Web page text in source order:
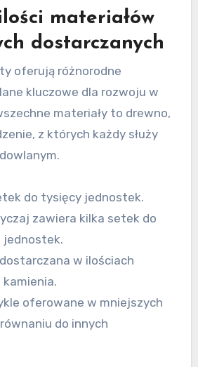
materiałów
dostarczanych
oferują różnorodne
kluczowe dla rozwoju w
materiały to drewno,
z których każdy służy
do tysięcy jednostek.
zawiera kilka setek do
jednostek.
w ilościach
kamienia.
oferowane w mniejszych
do innych